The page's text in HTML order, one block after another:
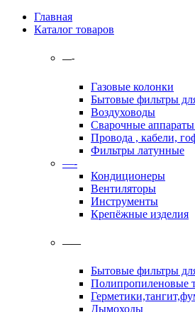
Главная
Каталог товаров
—-
Газовые колонки
Бытовые фильтры
Воздуховоды
Сварочные
Провода , кабели,
Фильтры латунные
—-
Кондиционеры
Вентиляторы
Инструменты
Крепёжные изделия
——
Бытовые фильтры
Полипропиленовые
Дымоходы